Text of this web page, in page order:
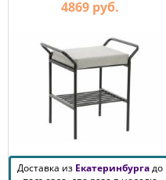
4869 руб.
Доставка из Екатеринбургадо
ЖУРНАЛЬНЫЕ
СТОЛЫ
ТУАЛЕТНЫЕ
СТОЛИКИ
БАНКЕТКИ
ДИВАНЧИКИ